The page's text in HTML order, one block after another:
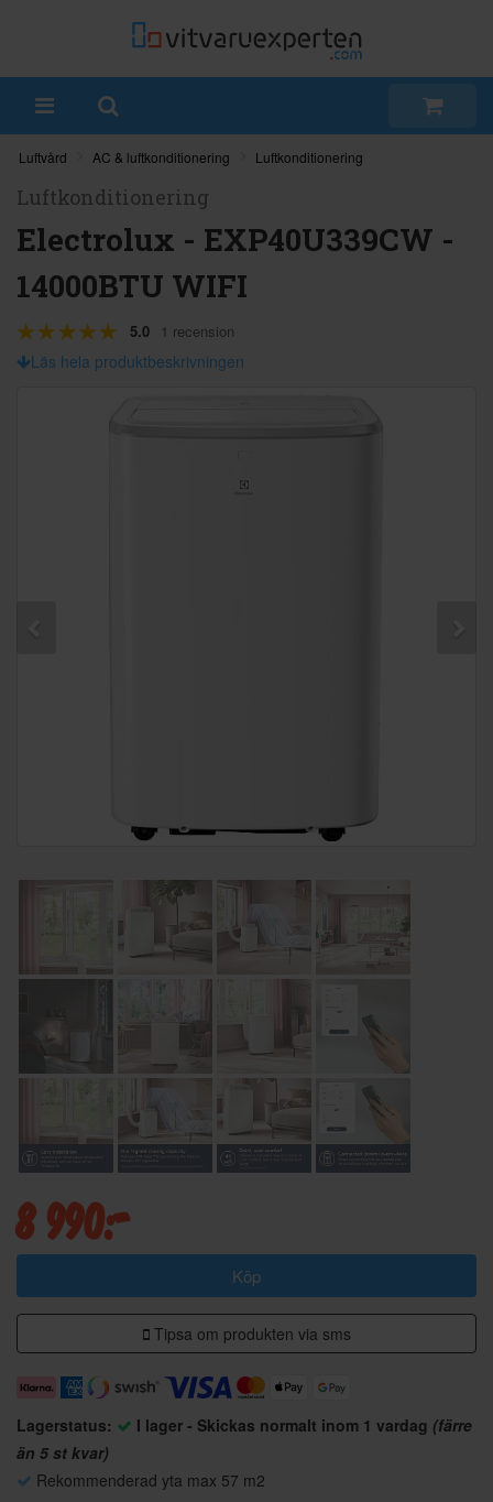
Luftvård AC & luftkonditionering Luftkonditionering
Luftkonditionering
Electrolux - EXP40U339CW -
14000BTU WIFI
5.0 1 recension
Läs hela produktbeskrivningen
8 990:-
Köp
Tipsa om produkten via sms
Lagerstatus: I lager - Skickas normalt inom 1 vardag (färre
än 5 st kvar)
Rekommenderad yta max 57 m2